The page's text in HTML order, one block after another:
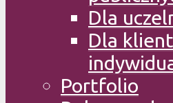
Dla
Dla
Portfolio